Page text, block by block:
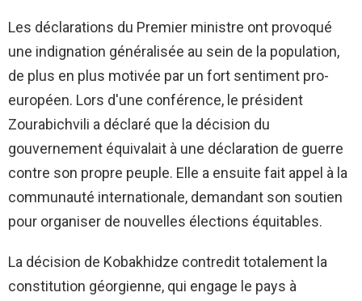
Les déclarations du Premier ministre ont provoqué
une indignation généralisée au sein de la population,
de plus en plus motivée par un fort sentiment pro-
européen. Lors d'une conférence, le président
Zourabichvili a déclaré que la décision du
gouvernement équivalait à une déclaration de guerre
contre son propre peuple. Elle a ensuite fait appel à la
communauté internationale, demandant son soutien
pour organiser de nouvelles élections équitables.
La décision de Kobakhidze contredit totalement la
constitution géorgienne, qui engage le pays à